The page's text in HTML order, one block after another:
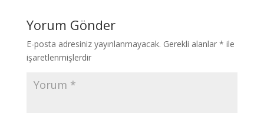
Yorum Gönder
E-posta adresiniz yayınlanmayacak. Gerekli alanlar * ile
işaretlenmişlerdir